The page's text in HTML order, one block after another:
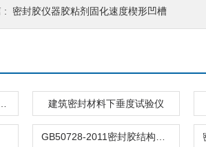
: 密封胶仪器胶粘剂固化速度楔形凹槽
建筑密封材料下垂度试验仪